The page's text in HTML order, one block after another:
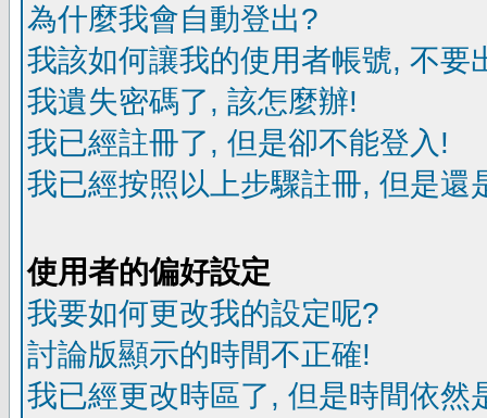
為什麼我會自動登出?
我該如何讓我的使用者帳號, 不要
我遺失密碼了, 該怎麼辦!
我已經註冊了, 但是卻不能登入!
我已經按照以上步驟註冊, 但是還
使用者的偏好設定
我要如何更改我的設定呢?
討論版顯示的時間不正確!
我已經更改時區了, 但是時間依然